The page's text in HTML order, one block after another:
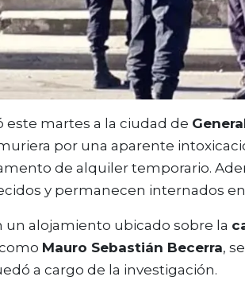
este martes a la ciudad de
por una aparente
de alquiler temporario.
y permanecen internados
un alojamiento ubicado sobre la
Mauro Sebastián Becerra,
a cargo de la investigación.